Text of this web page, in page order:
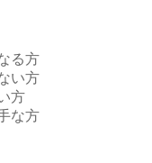
る方
い方
方
な方